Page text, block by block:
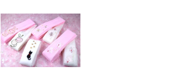
牡丹・蝶・菊・梅）【配
送方法でDM便をお選び
の場合、送料100円！】